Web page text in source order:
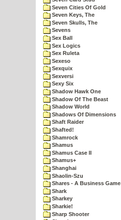
Seven Cities Of Gold
Seven Keys, The
Seven Skulls, The
Sevens
Sex Ball
Sex Logics
Sex Ruleta
Sexeso
Sexquix
Sexversi
Sexy Six
Shadow Hawk One
Shadow Of The Beast
Shadow World
Shadows Of Dimensions
Shaft Raider
Shafted!
Shamrock
Shamus
Shamus Case II
Shamus+
Shanghai
Shaolin-Szu
Shares - A Business Game
Shark
Sharkey
Sharkie!
Sharp Shooter